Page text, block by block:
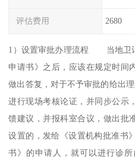
评估费用 2680
1）设置审批办理流程 当地卫
申请书》之后，应该在规定时间
做出答复，对于不予审批的给
进行现场考核论证，并同步公示
馈建议，并报科室合议，做出批
设置的，发给《设置机构批准
书》的申请人，就可以进行诊